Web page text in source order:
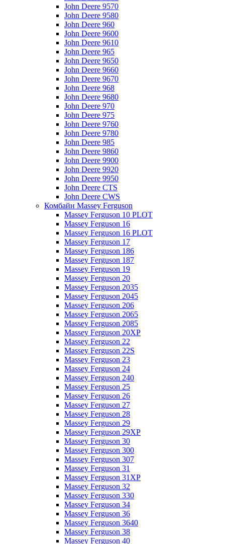
John Deere 9570
John Deere 9580
John Deere 960
John Deere 9600
John Deere 9610
John Deere 965
John Deere 9650
John Deere 9660
John Deere 9670
John Deere 968
John Deere 9680
John Deere 970
John Deere 975
John Deere 9760
John Deere 9780
John Deere 985
John Deere 9860
John Deere 9900
John Deere 9920
John Deere 9950
John Deere CTS
John Deere CWS
Комбайн Massey Ferguson
Massey Ferguson 10 PLOT
Massey Ferguson 16
Massey Ferguson 16 PLOT
Massey Ferguson 17
Massey Ferguson 186
Massey Ferguson 187
Massey Ferguson 19
Massey Ferguson 20
Massey Ferguson 2035
Massey Ferguson 2045
Massey Ferguson 206
Massey Ferguson 2065
Massey Ferguson 2085
Massey Ferguson 20XP
Massey Ferguson 22
Massey Ferguson 22S
Massey Ferguson 23
Massey Ferguson 24
Massey Ferguson 240
Massey Ferguson 25
Massey Ferguson 26
Massey Ferguson 27
Massey Ferguson 28
Massey Ferguson 29
Massey Ferguson 29XP
Massey Ferguson 30
Massey Ferguson 300
Massey Ferguson 307
Massey Ferguson 31
Massey Ferguson 31XP
Massey Ferguson 32
Massey Ferguson 330
Massey Ferguson 34
Massey Ferguson 36
Massey Ferguson 3640
Massey Ferguson 38
Massey Ferguson 40